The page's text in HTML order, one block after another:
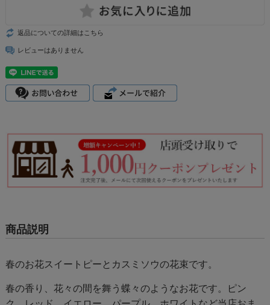
返品についての詳細はこちら
レビューはありません
商品説明
春のお花スイートピーとカスミソウの花束です。
春の香り、花々の間を舞う蝶々のようなお花です。ピン